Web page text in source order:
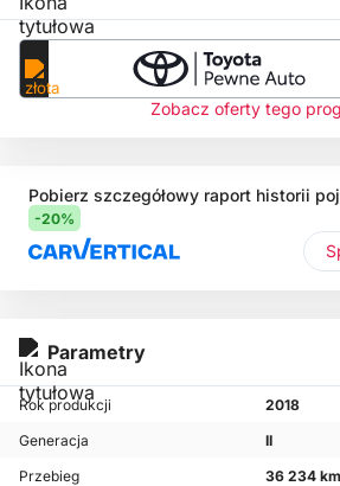
Pobierz szczegółowy raport historii
-20%
Parametry
Rok produkcji
2018
Generacja
II
Przebieg
36 234 km
Zobacz oferty tego